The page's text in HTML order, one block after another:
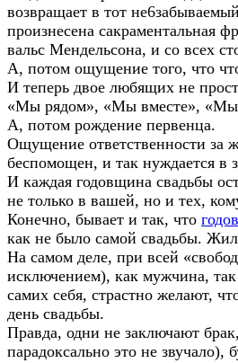
возвращает в тот
произнесена сакраментальная
вальс Мендельсона, и со всех
А, потом ощущение того, что
И теперь двое любящих не
«Мы рядом», «Мы вместе», «Мы
А, потом рождение первенца.
Ощущение ответственности за
беспомощен, и так нуждается в
И каждая годовщина свадьбы
не только в вашей, но и тех,
Конечно, бывает и так, что
как не было самой свадьбы.
На самом деле, при всей
исключением), как мужчина,
самих себя, страстно желают,
день свадьбы.
Правда, одни не заключают
парадоксально это не